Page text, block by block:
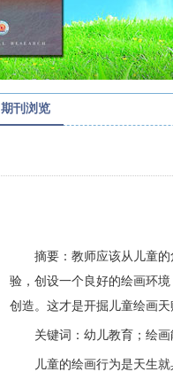
期刊浏览
摘要：教师应该从儿童
验，创设一个良好的绘画环
创造。这才是开掘儿童绘画
关键词：幼儿教育；绘
儿童的绘画行为是天生